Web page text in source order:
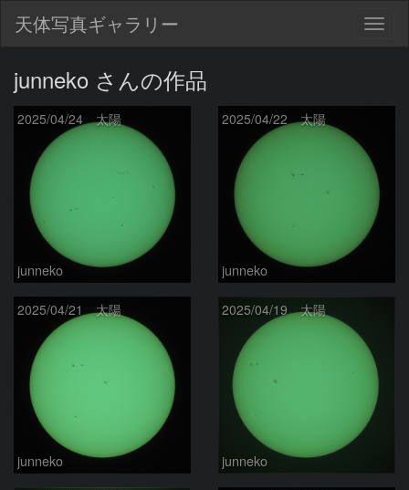
天体写真ギャラリー
junneko さんの作品
2025/04/24 太陽
junneko
2025/04/22 太陽
junneko
2025/04/21 太陽
junneko
2025/04/19 太陽
junneko